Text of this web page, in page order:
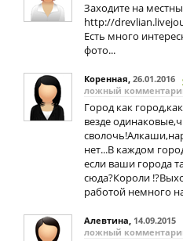
Заходите на
http://
Есть много
фото...
Коренная, 26.01.2016
ложный
Город как
везде
нет...В каждом
если ваши города
сюда?Короли
работой немного
Алевтина, 14.09.2015
ложный